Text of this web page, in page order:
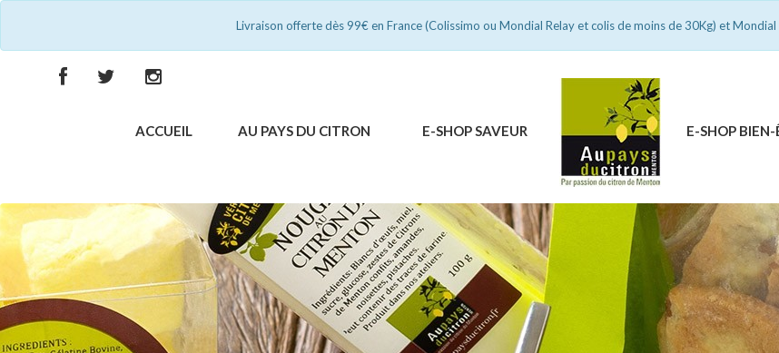
Livraison offerte dès 99€ en France (Colissimo ou Mondial Relay et colis de moins de 30Kg) et
ACCUEIL AU PAYS DU CITRON E-SHOP SAVEUR E-SHOP BIEN-